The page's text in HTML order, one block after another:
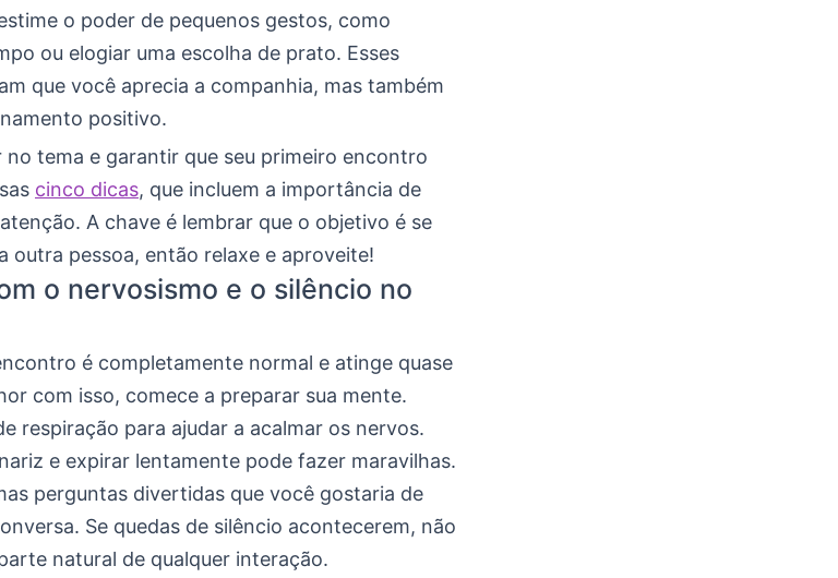
o poder de pequenos gestos, como
ou elogiar uma escolha de prato. Esses
que você aprecia a companhia, mas também
positivo.
no tema e garantir que seu primeiro encontro
cinco dicas, que incluem a importância de
A chave é lembrar que o objetivo é se
outra pessoa, então relaxe e aproveite!
o nervosismo e o silêncio no
é completamente normal e atinge quase
com isso, comece a preparar sua mente.
respiração para ajudar a acalmar os nervos.
e expirar lentamente pode fazer maravilhas.
perguntas divertidas que você gostaria de
Se quedas de silêncio acontecerem, não
natural de qualquer interação.